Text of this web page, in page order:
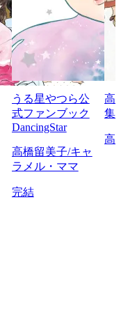
うる星やつら公
式ファンブック
DancingStar
高橋留美子/キャ
ラメル・ママ
完結
高
集
高